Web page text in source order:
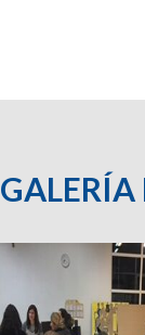
GALERÍA